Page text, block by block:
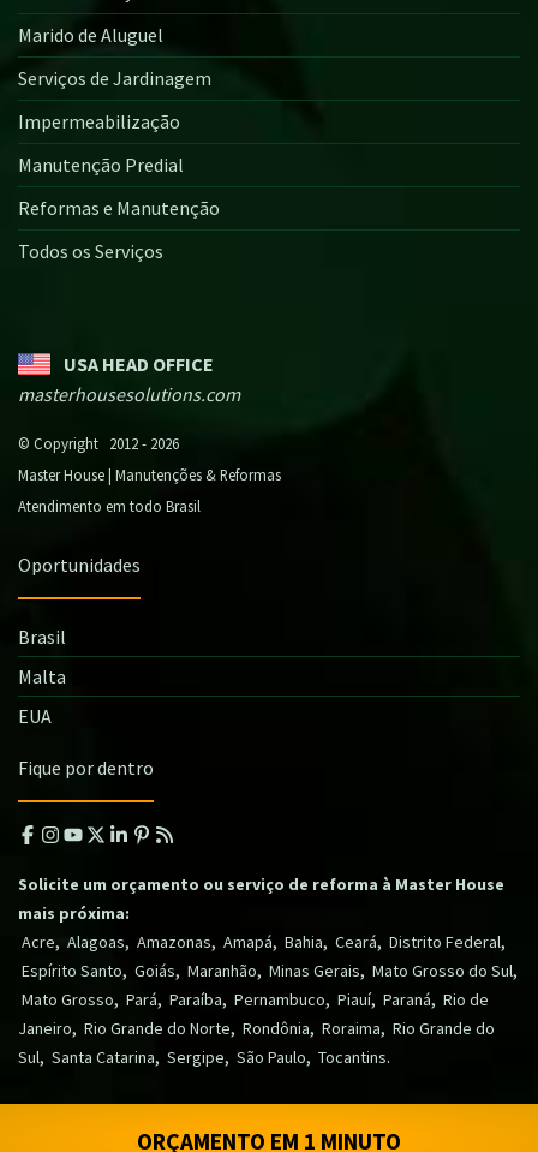
ORÇAMENTO EM 1 MINUTO
Marido de Aluguel
Serviços de Jardinagem
Impermeabilização
Manutenção Predial
Reformas e Manutenção
Todos os Serviços
USA HEAD OFFICE
masterhousesolutions.com
© Copyright 2012 - 2026
Master House | Manutenções & Reformas
Atendimento em todo Brasil
Oportunidades
Brasil
Malta
EUA
Fique por dentro
Solicite um orçamento ou serviço de reforma à Master House
mais próxima:
Acre, Alagoas, Amazonas, Amapá, Bahia, Ceará, Distrito Federal,
Espírito Santo, Goiás, Maranhão, Minas Gerais, Mato Grosso do Sul,
Mato Grosso, Pará, Paraíba, Pernambuco, Piauí, Paraná, Rio de
Janeiro, Rio Grande do Norte, Rondônia, Roraima, Rio Grande do
Sul, Santa Catarina, Sergipe, São Paulo, Tocantins.